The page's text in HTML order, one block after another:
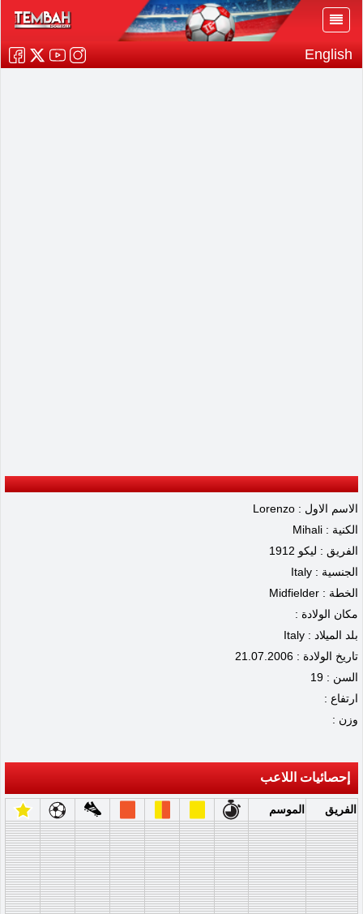
English
الاسم الاول : Lorenzo
الكنية : Mihali
الفريق : ليكو 1912
الجنسية : Italy
الخطة : Midfielder
مكان الولادة :
بلد الميلاد : Italy
تاريخ الولادة : 21.07.2006
السن : 19
ارتفاع :
وزن :
إحصائيات اللاعب
الفريق الموسم